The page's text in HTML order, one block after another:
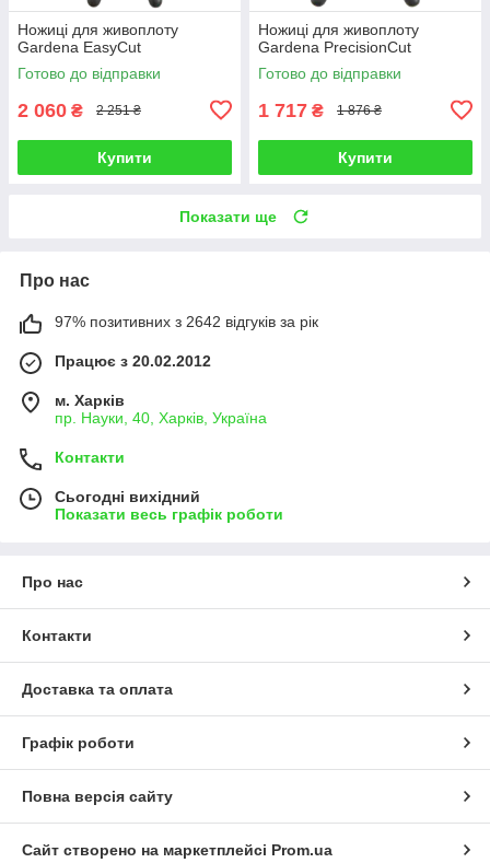
Ножиці для живоплоту
Gardena EasyCut
Готово до відправки
2 060 ₴ 2 251 ₴
Купити
Ножиці для живоплоту
Gardena PrecisionCut
Готово до відправки
1 717 ₴ 1 876 ₴
Купити
Показати ще
Про нас
97% позитивних з 2642 відгуків за рік
Працює з 20.02.2012
м. Харків
пр. Науки, 40, Харків, Україна
Контакти
Сьогодні вихідний
Показати весь графік роботи
Про нас
Контакти
Доставка та оплата
Графік роботи
Повна версія сайту
Сайт створено на маркетплейсі Prom.ua